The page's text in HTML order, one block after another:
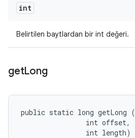
int
Belirtilen baytlardan bir int değeri.
getLong
public static long getLong
                int offset,
                int length)